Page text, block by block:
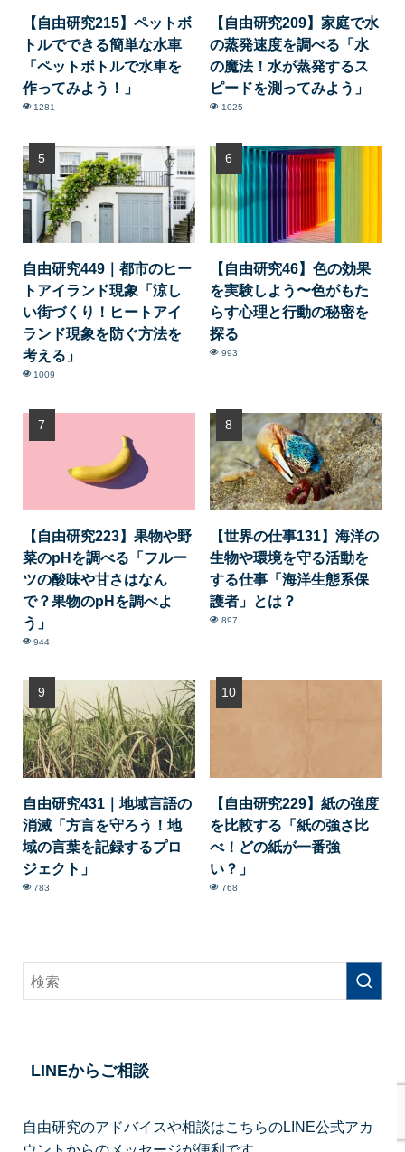
【自由研究215】ペットボ
トルでできる簡単な水車
「ペットボトルで水車を
作ってみよう！」
1281
【自由研究209】家庭で水
の蒸発速度を調べる「水
の魔法！水が蒸発するス
ピードを測ってみよう」
1025
自由研究449｜都市のヒー
トアイランド現象「涼し
い街づくり！ヒートアイ
ランド現象を防ぐ方法を
考える」
1009
【自由研究46】色の効果
を実験しよう〜色がもた
らす心理と行動の秘密を
探る
993
【自由研究223】果物や野
菜のpHを調べる「フルー
ツの酸味や甘さはなん
で？果物のpHを調べよ
う」
944
【世界の仕事131】海洋の
生物や環境を守る活動を
する仕事「海洋生態系保
護者」とは？
897
自由研究431｜地域言語の
消滅「方言を守ろう！地
域の言葉を記録するプロ
ジェクト」
783
【自由研究229】紙の強度
を比較する「紙の強さ比
べ！どの紙が一番強
い？」
768
LINEからご相談
自由研究のアドバイスや相談はこちらのLINE公式アカ